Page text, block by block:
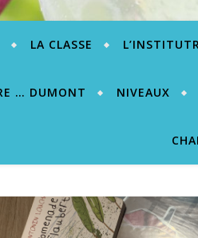
LA CLASSE
… DUMONT NIVEAUX